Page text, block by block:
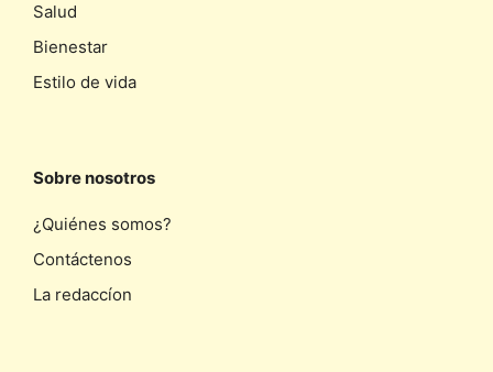
Salud
Bienestar
Estilo de vida
Sobre nosotros
¿Quiénes somos?
Contáctenos
La redaccíon